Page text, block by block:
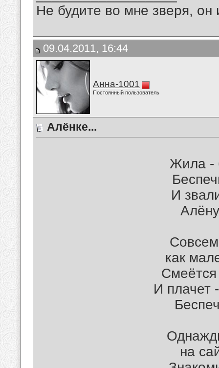
Не будите во мне зверя, он
09.04.2011, 16:44
Анна-1001
Постоянный пользователь
Алёнке...
Жила -
И
как
Смеётся
И плачет
на